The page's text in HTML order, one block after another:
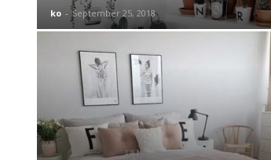
ko - September 25, 2018